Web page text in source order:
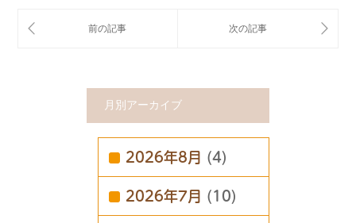
月別アーカイブ
2026年8月 (4)
2026年7月 (10)